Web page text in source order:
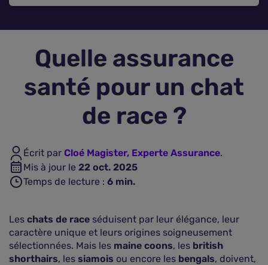
Assurance Animaux
Plus d'assurances
Quelle assurance
santé pour un chat
de race ?
Écrit par Cloé Magister, Experte Assurance.
Mis à jour le 22 oct. 2025
Temps de lecture : 6 min.
Les chats de race séduisent par leur élégance, leur
caractère unique et leurs origines soigneusement
sélectionnées. Mais les maine coons, les british
shorthairs, les siamois ou encore les bengals, doivent,